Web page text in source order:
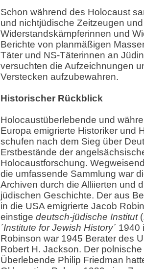
Schon während des Holocaust
und nichtjüdische Zeitzeugen
Widerstandskämpferinnen und
Berichte von planmäßigen
Täter und NS-Täterinnen an
versuchten die Aufzeichnungen
Verstecken aufzubewahren.
Historischer Rückblick
Holocaustüberlebende und
Europa emigrierte Historiker und
schufen nach dem Sieg über
Erstbestände der
Holocaustforschung.
die umfassende Sammlung war
Archiven durch die Alliierten und
jüdischen Geschichte. Der aus
in die USA emigrierte Jacob
einstige deutsch-jüdische Institut
´Institute for Jewish History´ 1940
Robinson war 1945 Berater des
Robert H. Jackson. Der
Überlebende Philip Friedman